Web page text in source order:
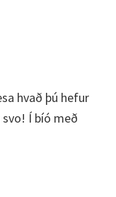
hvað þú hefur
Í bíó með